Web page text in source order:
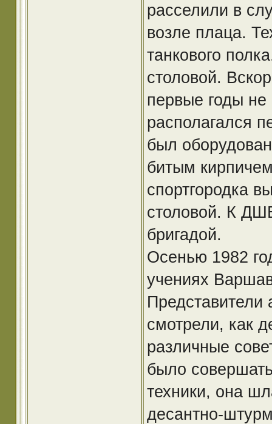
расселили в
возле плаца.
танкового
столовой.
первые годы не
располагался
был
битым
спортгородка
столовой. К
бригадой.
Осенью 1982
учениях
Представители
смотрели, как
различные
было
техники, она
десантно-